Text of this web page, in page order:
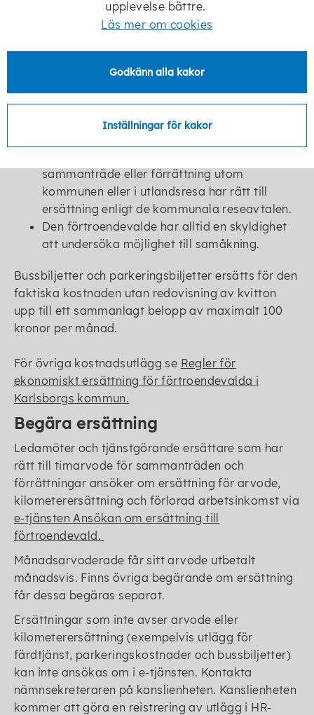
Kostnader för resor till och från
sammanträden eller motsvarande ersätts
enligt de grunder som fastställts i de
kommunala reseavtalen.
från den förtroendevaldes fasta bostad eller
arbetsplats överstiger fem kilometer enkel
sammanträde eller förrättning utom
kommunen eller i utlandsresa har rätt till
ersättning enligt de kommunala reseavtalen.
Den förtroendevalde har alltid en skyldighet
att undersöka möjlighet till samåkning.
Bussbiljetter och parkeringsbiljetter ersätts för den
faktiska kostnaden utan redovisning av kvitton
upp till ett sammanlagt belopp av maximalt 100
kronor per månad.
För övriga kostnadsutlägg se Regler för
ekonomiskt ersättning för förtroendevalda i
Karlsborgs kommun.
Begära ersättning
Ledamöter och tjänstgörande ersättare som har
rätt till timarvode för sammanträden och
förrättningar ansöker om ersättning för arvode,
kilometerersättning och förlorad arbetsinkomst via
e-tjänsten Ansökan om ersättning till
förtroendevald.
Månadsarvoderade får sitt arvode utbetalt
månadsvis. Finns övriga begärande om ersättning
får dessa begäras separat.
Ersättningar som inte avser arvode eller
kilometerersättning (exempelvis utlägg för
färdtjänst, parkeringskostnader och bussbiljetter)
kan inte ansökas om i e-tjänsten. Kontakta
nämnsekreteraren på kanslienheten. Kanslienheten
kommer att göra en reistrering av utlägg i HR-
upplevelse bättre.
Läs mer om cookies
Godkänn alla kakor
Inställningar för kakor